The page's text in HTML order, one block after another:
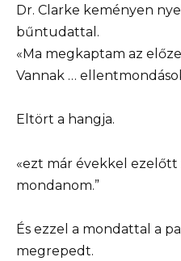
Dr. Clarke keményen
bűntudattal.
«Ma megkaptam az
Vannak …
Eltört a hangja.
«ezt már évekkel
mondanom.”
És ezzel a mondattal a
megrepedt.